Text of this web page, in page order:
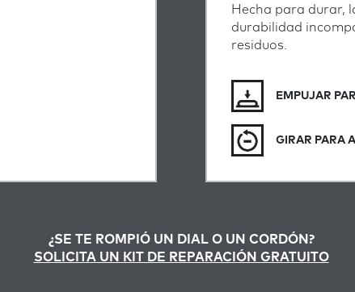
Hecha para durar,
durabilidad
residuos.
EMPUJAR
GIRAR PARA
¿SE TE ROMPIÓ UN DIAL O UN CORDÓN?
SOLICITA UN KIT DE REPARACIÓN GRATUITO